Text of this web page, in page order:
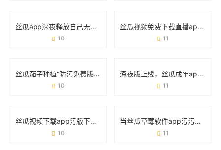
丝瓜app深夜释放自己无限看免费版：这届年轻人为什么离不开它？
10
丝瓜视频免费下载直播app破解版：风险提示与实用避坑指南
11
丝瓜茄子种植“防污免费版”技巧：手把手教你种出干净菜
10
深夜版上线，丝瓜成年app视频软件为何引发热议？
11
丝瓜视频下载app污版下载app免费版：这些风险你真的知道吗？
10
当丝瓜草莓软件app污污下载午夜版遇上手机安全：你需要知道的那些事
11